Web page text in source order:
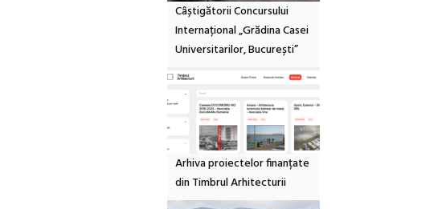
Câștigătorii Concursului
Internațional „Grădina Casei
Universitarilor, București”
Arhiva proiectelor finanțate
din Timbrul Arhitecturii